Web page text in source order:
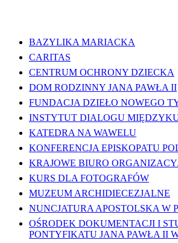
BAZYLIKA MARIACKA
CARITAS
CENTRUM OCHRONY DZIECKA
DOM RODZINNY JANA PAWŁA II
FUNDACJA DZIEŁO NOWEGO
INSTYTUT DIALOGU
KATEDRA NA WAWELU
KONFERENCJA EPISKOPATU
KRAJOWE BIURO
KURS DLA FOTOGRAFÓW
MUZEUM ARCHIDIECEZJALNE
NUNCJATURA APOSTOLSKA W
OŚRODEK DOKUMENTACJI I
PONTYFIKATU JANA PAWŁA II